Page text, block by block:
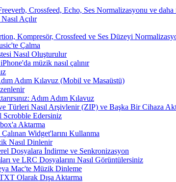
Crossfeed, Echo, Ses Normalizasyonu ve daha
Açılır
Kompresör, Crossfeed ve Ses Düzeyi
Çalma
Nasıl Oluşturulur
müzik nasıl çalınır
Adım Kılavuz (Mobil ve Masaüstü)
Adım Adım Kılavuz
Türleri Nasıl Arşivlenir (ZIP) ve Başka Bir Cihaza
Scrobble Edersiniz
Aktarma
Widget'larını Kullanma
Nasıl Dinlenir
Dosyalara İndirme ve Senkronizasyon
ve LRC Dosyalarını Nasıl Görüntülersiniz
Mac'te Müzik Dinleme
Olarak Dışa Aktarma